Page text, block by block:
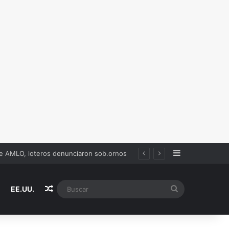
AMLO, loteros denunciaron sob.ornos Sidebar
EE.UU. Random Article